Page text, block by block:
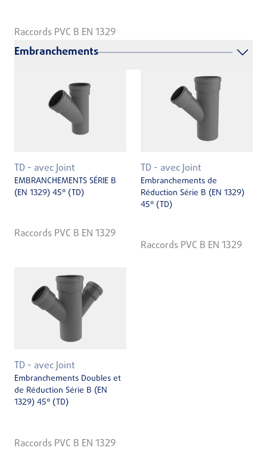
Raccords PVC B EN 1329
Embranchements
TD - avec Joint
EMBRANCHEMENTS SÉRIE B
(EN 1329) 45° (TD)
Raccords PVC B EN 1329
TD - avec Joint
Embranchements de
Réduction Série B (EN 1329)
45° (TD)
Raccords PVC B EN 1329
TD - avec Joint
Embranchements Doubles et
de Réduction Série B (EN
1329) 45° (TD)
Raccords PVC B EN 1329